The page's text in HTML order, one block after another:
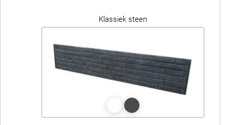
Klassiek steen